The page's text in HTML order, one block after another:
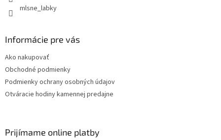
mlsne_labky
Informácie pre vás
Ako nakupovať
Obchodné podmienky
Podmienky ochrany osobných údajov
Otváracie hodiny kamennej predajne
Prijímame online platby